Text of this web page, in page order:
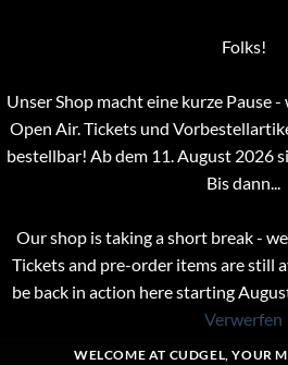
Folks!
Unser Shop macht eine kurze Pause
Open Air. Tickets und
bestellbar! Ab dem 11. August 2026
Bis dann...
Our shop is taking a short break -
Tickets and pre-order items are still
be back in action here starting
Verwerfen
WELCOME AT CUDGEL, YOUR